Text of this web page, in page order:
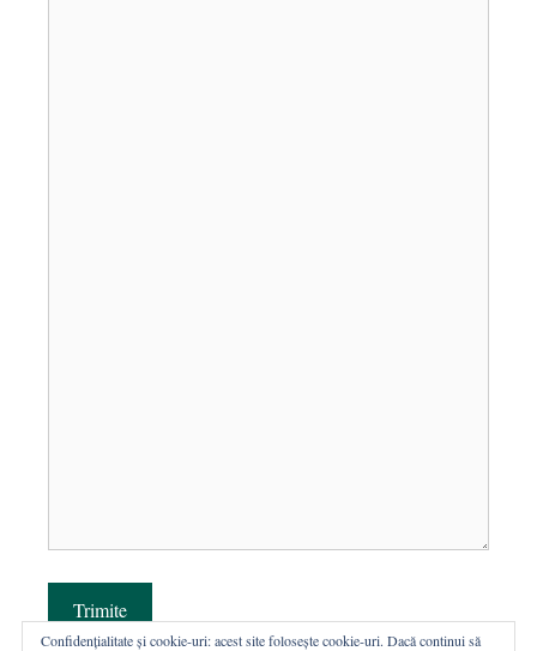
Trimite
Confidențialitate și cookie-uri: acest site folosește cookie-uri. Dacă continui să